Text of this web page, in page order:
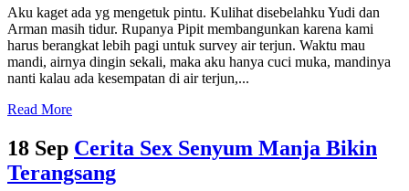
Aku kaget ada yg mengetuk pintu. Kulihat disebelahku Yudi dan
Arman masih tidur. Rupanya Pipit membangunkan karena kami
harus berangkat lebih pagi untuk survey air terjun. Waktu mau
mandi, airnya dingin sekali, maka aku hanya cuci muka, mandinya
nanti kalau ada kesempatan di air terjun,...
Read More
18 Sep Cerita Sex Senyum Manja Bikin
Terangsang